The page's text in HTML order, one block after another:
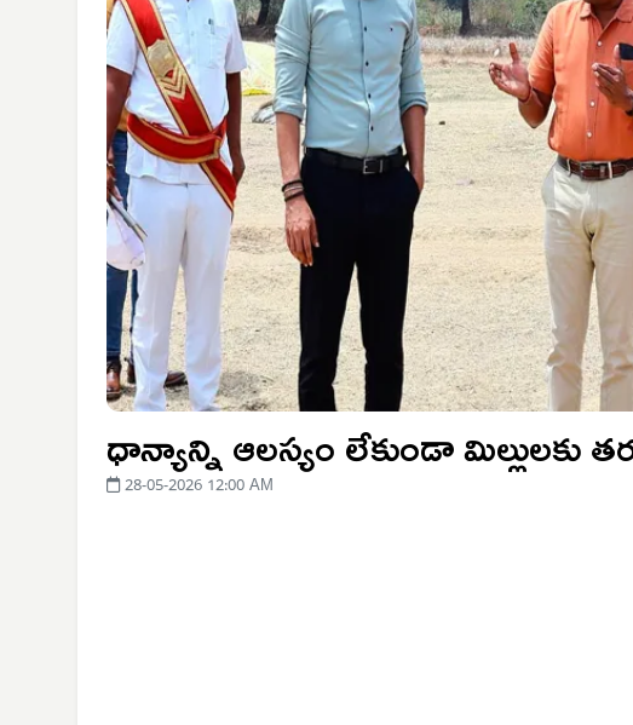
ధాన్యాన్ని ఆలస్యం లేకుండా మిల్లులకు
28-05-2026 12:00 AM